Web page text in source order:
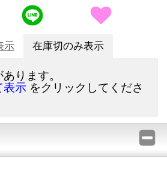
示 在庫切のみ表示
ります。
表示 をクリックしてくださ